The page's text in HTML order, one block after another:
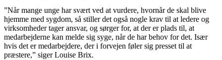
”Når mange unge har svært ved at vurdere, hvornår de skal blive
hjemme med sygdom, så stiller det også nogle krav til at ledere og
virksomheder tager ansvar, og sørger for, at der er plads til, at
medarbejderne kan melde sig syge, når de har behov for det. Især
hvis det er medarbejdere, der i forvejen føler sig presset til at
præstere,” siger Louise Brix.